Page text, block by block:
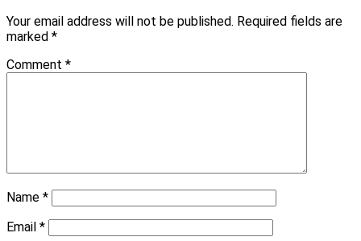
Your email address will not be published. Required fields are
marked *
Comment *
Name *
Email *